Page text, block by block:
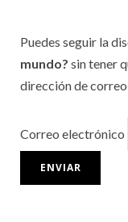
Puedes seguir la
mundo? sin tener
dirección de
Correo electrónico